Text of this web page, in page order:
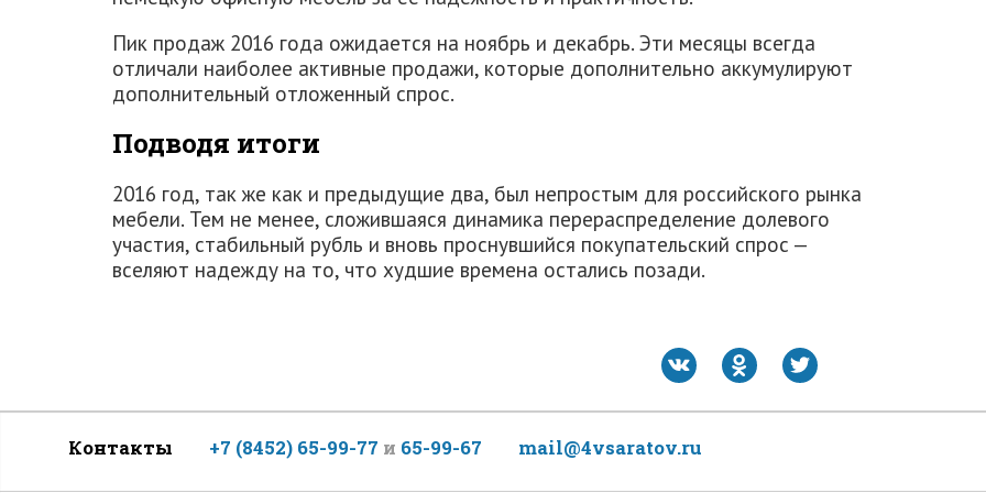
Пик продаж 2016 года ожидается на ноябрь и декабрь. Эти месяцы всегда
отличали наиболее активные продажи, которые дополнительно аккумулируют
дополнительный отложенный спрос.
Подводя итоги
2016 год, так же как и предыдущие два, был непростым для российского рынка
мебели. Тем не менее, сложившаяся динамика перераспределение долевого
участия, стабильный рубль и вновь проснувшийся покупательский спрос —
вселяют надежду на то, что худшие времена остались позади.
Контакты +7 (8452) 65-99-77 и 65-99-67 mail@4vsaratov.ru